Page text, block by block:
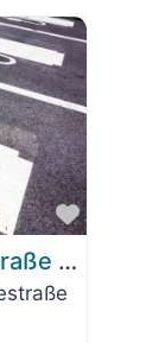
Favorit
E-Ladestation Steichelestraße 25